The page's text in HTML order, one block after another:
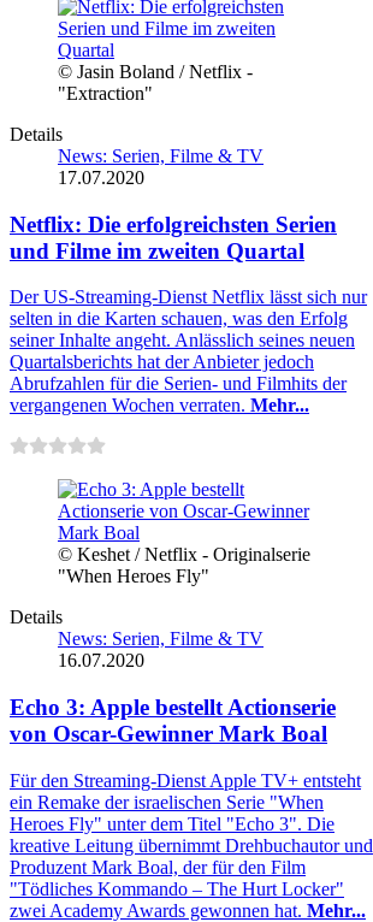
© Jasin Boland / Netflix -
"Extraction"
Details
News: Serien, Filme & TV
17.07.2020
Netflix: Die erfolgreichsten Serien
und Filme im zweiten Quartal
Der US-Streaming-Dienst Netflix lässt sich nur
selten in die Karten schauen, was den Erfolg
seiner Inhalte angeht. Anlässlich seines neuen
Quartalsberichts hat der Anbieter jedoch
Abrufzahlen für die Serien- und Filmhits der
vergangenen Wochen verraten. Mehr...
© Keshet / Netflix - Originalserie
"When Heroes Fly"
Details
News: Serien, Filme & TV
16.07.2020
Echo 3: Apple bestellt Actionserie
von Oscar-Gewinner Mark Boal
Für den Streaming-Dienst Apple TV+ entsteht
ein Remake der israelischen Serie "When
Heroes Fly" unter dem Titel "Echo 3". Die
kreative Leitung übernimmt Drehbuchautor und
Produzent Mark Boal, der für den Film
"Tödliches Kommando – The Hurt Locker"
zwei Academy Awards gewonnen hat. Mehr...